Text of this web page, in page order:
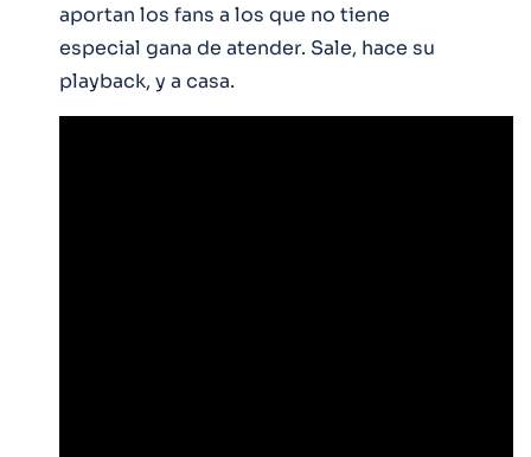
aportan los fans a los que no tiene
especial gana de atender. Sale, hace su
playback, y a casa.